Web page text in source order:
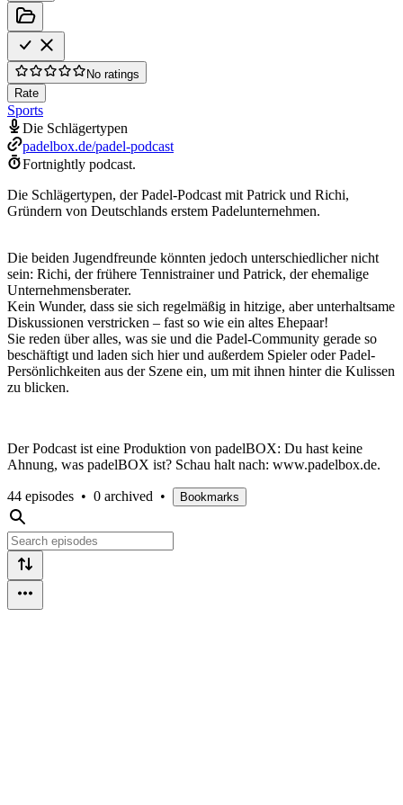
No ratings
Rate
Sports
Die Schlägertypen
padelbox.de/padel-podcast
Fortnightly podcast.
Die Schlägertypen, der Padel-Podcast mit Patrick und Richi,
Gründern von Deutschlands erstem Padelunternehmen.
Die beiden Jugendfreunde könnten jedoch unterschiedlicher nicht
sein: Richi, der frühere Tennistrainer und Patrick, der ehemalige
Unternehmensberater.
Kein Wunder, dass sie sich regelmäßig in hitzige, aber unterhaltsame
Diskussionen verstricken – fast so wie ein altes Ehepaar!
Sie reden über alles, was sie und die Padel-Community gerade so
beschäftigt und laden sich hier und außerdem Spieler oder Padel-
Persönlichkeiten aus der Szene ein, um mit ihnen hinter die Kulissen
zu blicken.
Der Podcast ist eine Produktion von padelBOX: Du hast keine
Ahnung, was padelBOX ist? Schau halt nach: www.padelbox.de.
44 episodes • 0 archived • Bookmarks